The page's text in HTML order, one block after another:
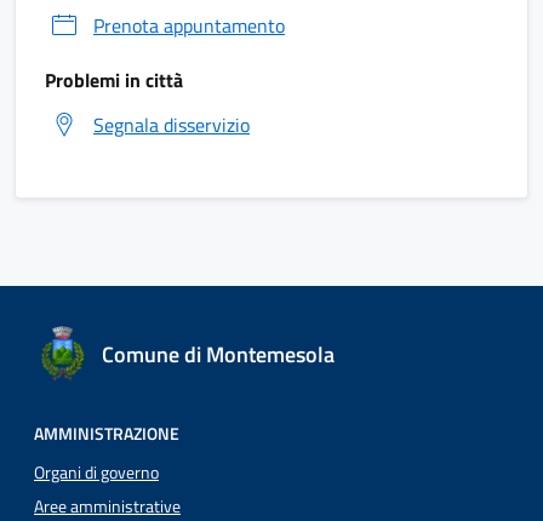
Prenota appuntamento
Problemi in città
Segnala disservizio
Comune di Montemesola
AMMINISTRAZIONE
Organi di governo
Aree amministrative